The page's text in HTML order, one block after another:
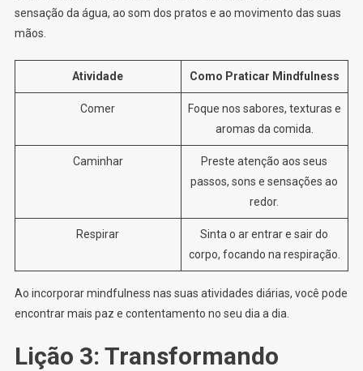
sensação da água, ao som dos pratos e ao movimento das suas
mãos.
Atividade Como Praticar Mindfulness
Comer
Foque nos sabores, texturas e
aromas da comida.
Caminhar
Preste atenção aos seus
passos, sons e sensações ao
redor.
Respirar
Sinta o ar entrar e sair do
corpo, focando na respiração.
Ao incorporar mindfulness nas suas atividades diárias, você pode
encontrar mais paz e contentamento no seu dia a dia.
Lição 3: Transformando